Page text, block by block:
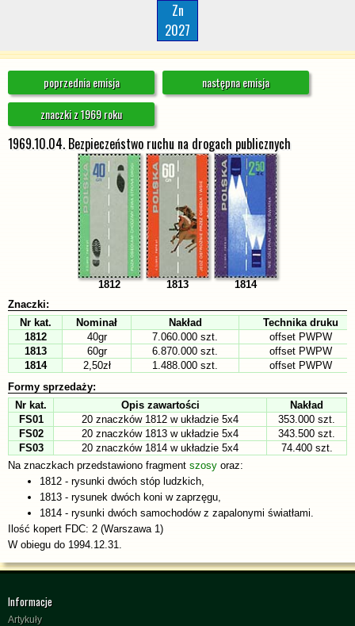
Zn
2027
poprzednia emisja
następna emisja
znaczki z 1969 roku
1969.10.04. Bezpieczeństwo ruchu na drogach publicznych
1812 1813
1814
Znaczki:
Nr kat.
Nominał Nakład
Technika druku
1812
40gr 7.060.000 szt.
offset PWPW
1813
60gr 6.870.000 szt.
offset PWPW
1814
2,50zł 1.488.000 szt.
offset PWPW
Formy sprzedaży:
Nr kat.
Opis zawartości
Nakład
FS01
20 znaczków 1812 w układzie 5x4
353.000 szt.
FS02
20 znaczków 1813 w układzie 5x4
343.500 szt.
FS03
20 znaczków 1814 w układzie 5x4
74.400 szt.
Na znaczkach przedstawiono fragment szosy oraz:
1812 - rysunki dwóch stóp ludzkich,
1813 - rysunek dwóch koni w zaprzęgu,
1814 - rysunki dwóch samochodów z zapalonymi światłami.
Ilość kopert FDC: 2 (Warszawa 1)
W obiegu do 1994.12.31.
Informacje
Artykuły